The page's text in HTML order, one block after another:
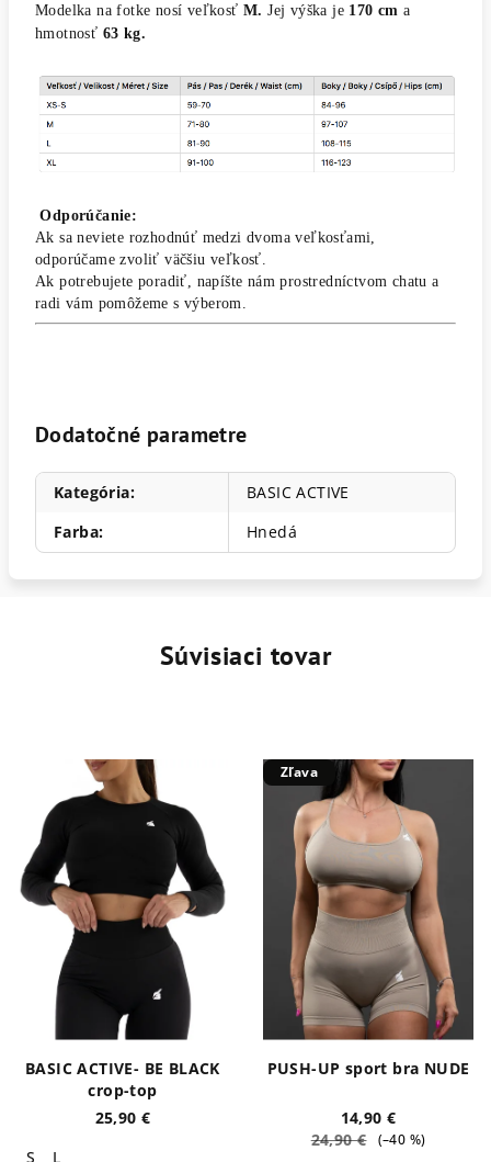
Modelka na fotke nosí veľkosť M.Jej výška je 170 cma
hmotnosť 63 kg.
Odporúčanie:
Ak sa neviete rozhodnúť medzi dvoma veľkosťami,
odporúčame zvoliť väčšiu veľkosť.
Ak potrebujete poradiť, napíšte nám prostredníctvom chatu a
radi vám pomôžeme s výberom.
Dodatočné parametre
Kategória:
BASIC ACTIVE
Farba: Hnedá
Súvisiaci tovar
BASIC ACTIVE- BE BLACK
crop-top
25,90 €
S
L
Zľava
PUSH-UP sport bra NUDE
14,90 €
24,90 €
(–40 %)